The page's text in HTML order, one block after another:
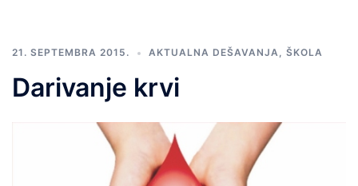
21. SEPTEMBRA 2015. AKTUALNA DEŠAVANJA, ŠKOLA
Darivanje krvi